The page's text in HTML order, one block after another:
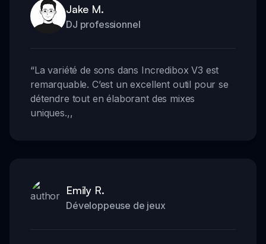
Jake M.
DJ professionnel
“La variété de sons dans Incredibox V3 est
remarquable. C’est un excellent outil pour se
détendre tout en élaborant des mixes
uniques.,,
Emily R.
Développeuse de jeux